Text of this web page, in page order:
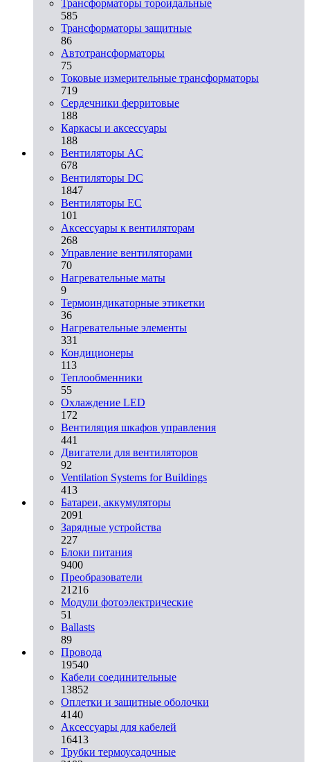
Трансформаторы тороидальные
585
Трансформаторы защитные
86
Автотрансформаторы
75
Токовые измерительные трансформаторы
719
Сердечники ферритовые
188
Каркасы и аксессуары
188
Вентиляторы AC
678
Вентиляторы DC
1847
Вентиляторы EC
101
Аксессуары к вентиляторам
268
Управление вентиляторами
70
Нагревательные маты
9
Термоиндикаторные этикетки
36
Нагревательные элементы
331
Кондиционеры
113
Теплообменники
55
Охлаждение LED
172
Вентиляция шкафов управления
441
Двигатели для вентиляторов
92
Ventilation Systems for Buildings
413
Батареи, аккумуляторы
2091
Зарядные устройства
227
Блоки питания
9400
Преобразователи
21216
Модули фотоэлектрические
51
Ballasts
89
Провода
19540
Кабели соединительные
13852
Оплетки и защитные оболочки
4140
Аксессуары для кабелей
16413
Трубки термоусадочные